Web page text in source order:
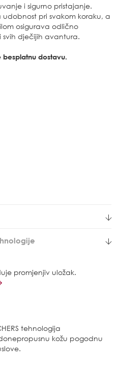
i sigurno pristajanje.
pri svakom koraku, a
osigurava odlično
svih dječijih avantura.
besplatnu dostavu.
promjenjiv uložak.
tehnologija
kožu pogodnu